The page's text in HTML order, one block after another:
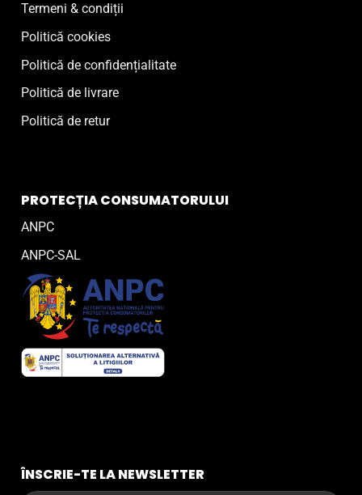
Termeni & condiții
Politică cookies
Politică de confidențialitate
Politică de livrare
Politică de retur
PROTECȚIA CONSUMATORULUI
ANPC
ANPC-SAL
ÎNSCRIE-TE LA NEWSLETTER